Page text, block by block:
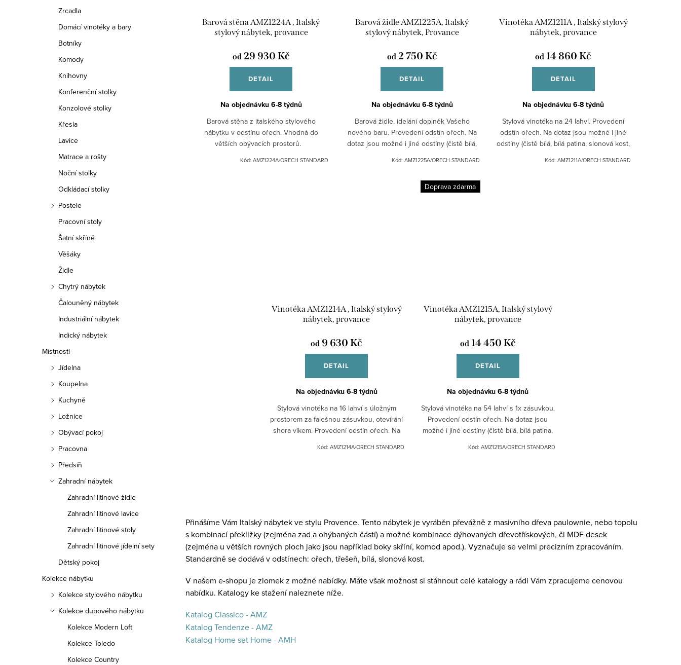
Zrcadla
Domácí vinotéky a bary
Botníky
Komody
Knihovny
Konferenční stolky
Konzolové stolky
Křesla
Lavice
Matrace a rošty
Noční stolky
Odkládací stolky
Postele
Pracovní stoly
Šatní skříně
Věšáky
Židle
Chytrý nábytek
Čalouněný nábytek
Industriální nábytek
Indický nábytek
Místnosti
Jídelna
Koupelna
Kuchyně
Ložnice
Obývací pokoj
Pracovna
Předsíň
Zahradní nábytek
Zahradní litinové židle
Zahradní litinové lavice
Zahradní litinové stoly
Zahradní litinové jídelní sety
Dětský pokoj
Kolekce nábytku
Kolekce stylového nábytku
Kolekce dubového nábytku
Kolekce Modern Loft
Kolekce Toledo
Kolekce Country
Barová stěna AMZ1224A , Italský
stylový nábytek, provance
od29 930 Kč
DETAIL
Na objednávku 6-8 týdnů
Barová stěna z italského stylového
nábytku v odstínu ořech. Vhodná do
větších obývacích prostorů.
Kód:AMZ1224A/ORECH STANDARD
Barová židle AMZ1225A, Italský
stylový nábytek, Provance
od2 750 Kč
DETAIL
Na objednávku 6-8 týdnů
Barová židle, idelání doplněk Vašeho
nového baru. Provedení odstín ořech. Na
dotaz jsou možné i jiné odstíny (čistě bílá,
Kód: AMZ1225A/ORECH STANDARD
Vinotéka AMZ1211A , Italský stylový
nábytek, provance
od 14 860 Kč
DETAIL
Na objednávku 6-8 týdnů
Stylová vinotéka na 24 lahví. Provedení
odstín ořech. Na dotaz jsou možné i jiné
odstíny (čistě bílá, bílá patina, slonová kost,
Kód: AMZ1211A/ORECH STANDARD
Vinotéka AMZ1214A , Italský stylový
nábytek, provance
od 9 630 Kč
DETAIL
Na objednávku 6-8 týdnů
Stylová vinotéka na 16 lahví s úložným
prostorem za falešnou zásuvkou, otevírání
shora víkem. Provedení odstín ořech. Na
Kód: AMZ1214A/ORECH STANDARD
Doprava zdarma
Vinotéka AMZ1215A, Italský stylový
nábytek, provance
od14 450 Kč
DETAIL
Na objednávku 6-8 týdnů
Stylová vinotéka na 54 lahví s 1x zásuvkou.
Provedení odstín ořech. Na dotaz jsou
možné i jiné odstíny (čistě bílá, bílá patina,
Kód: AMZ1215A/ORECH STANDARD
v
l
á
d
a
c
í
p
r
Přinášíme Vám Italský nábytek ve stylu Provence. Tento nábytek je vyráběn převážně z masivního dřeva paulownie, nebo topolu
s kombinací překližky (zejména zad a ohýbaných částí) a možné kombinace dýhovaných dřevotřískových, či MDF desek
(zejména u větších rovných ploch jako jsou například boky skříní, komod apod.). Vyznačuje se velmi precizním zpracováním.
Standardně se dodává v odstínech: ořech, třešeň, bílá, slonová kost.
V našem e-shopu je zlomek z možné nabídky. Máte však možnost si stáhnout celé katalogy a rádi Vám zpracujeme cenovou
nabídku. Katalogy ke stažení naleznete níže.
Katalog Classico - AMZ
Katalog Tendenze - AMZ
Katalog Home set Home - AMH